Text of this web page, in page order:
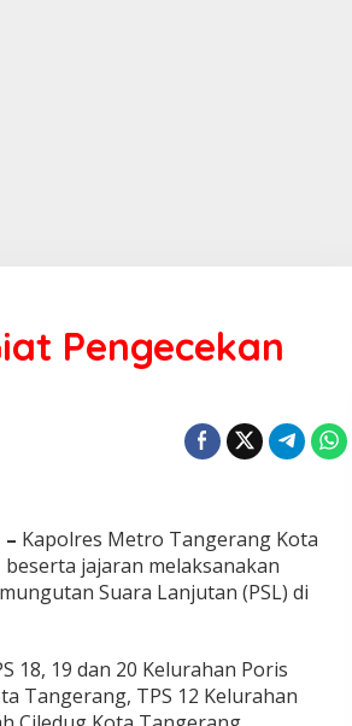
Pengecekan
Kapolres Metro Tangerang Kota
beserta jajaran melaksanakan
Suara Lanjutan (PSL) di
18, 19 dan 20 Kelurahan Poris
Tangerang, TPS 12 Kelurahan